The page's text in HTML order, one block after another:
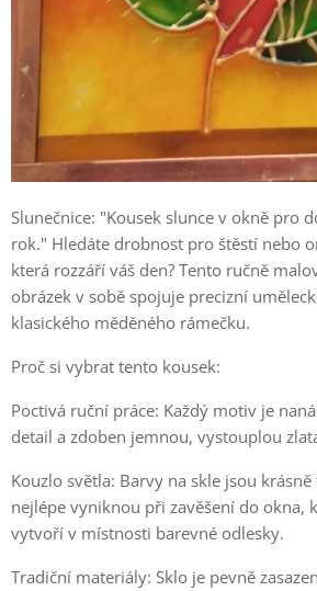
Slunečnice: "Kousek slunce v okně pro
rok." Hledáte drobnost pro štěstí nebo
která rozzáří váš den? Tento ručně
obrázek v sobě spojuje precizní
klasického měděného rámečku.
Proč si vybrat tento kousek:
Poctivá ruční práce: Každý motiv je
detail a zdoben jemnou, vystouplou
Kouzlo světla: Barvy na skle jsou
nejlépe vyniknou při zavěšení do okna,
vytvoří v místnosti barevné odlesky.
Tradiční materiály: Sklo je pevně